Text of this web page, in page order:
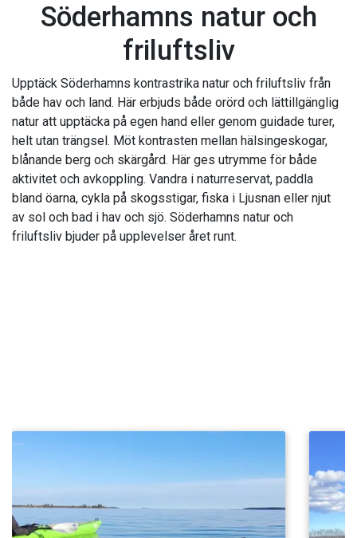
Söderhamns natur och
friluftsliv
Upptäck Söderhamns kontrastrika natur och friluftsliv från
både hav och land. Här erbjuds både orörd och lättillgänglig
natur att upptäcka på egen hand eller genom guidade turer,
helt utan trängsel. Möt kontrasten mellan hälsingeskogar,
blånande berg och skärgård. Här ges utrymme för både
aktivitet och avkoppling. Vandra i naturreservat, paddla
bland öarna, cykla på skogsstigar, fiska i Ljusnan eller njut
av sol och bad i hav och sjö. Söderhamns natur och
friluftsliv bjuder på upplevelser året runt.